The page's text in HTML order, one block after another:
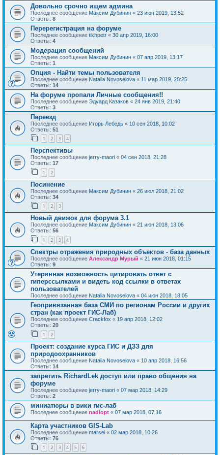
Довольно срочно ищем админа
Последнее сообщение Максим Дубинин « 23 июн 2019, 13:52
Ответы: 8
Перерегистрация на форуме
Последнее сообщение tikhpetr « 30 апр 2019, 16:00
Ответы: 4
Модерация сообщений
Последнее сообщение Максим Дубинин « 07 апр 2019, 13:17
Ответы: 1
Опция - Найти темы пользователя
Последнее сообщение Natalia Novoselova « 11 мар 2019, 20:25
Ответы: 14
На форуме пропали Личные сообщения!!
Последнее сообщение Эдуард Казаков « 24 янв 2019, 21:40
Ответы: 3
Переезд
Последнее сообщение Игорь Лебедь « 10 сен 2018, 10:02
Ответы: 51
1 2 3 4
Перспективы
Последнее сообщение jerry-maori « 04 сен 2018, 21:28
Ответы: 17
1 2
Посинение
Последнее сообщение Максим Дубинин « 26 июл 2018, 21:02
Ответы: 34
1 2 3
Новый движок для форума 3.1
Последнее сообщение Максим Дубинин « 21 июн 2018, 13:06
Ответы: 56
1 2 3 4
Спектры отражения природных объектов - база данных
Последнее сообщение Александр Мурый « 21 июн 2018, 01:15
Ответы: 9
Утерянная возможность цитировать ответ с
гиперссылками и видеть код ссылки в ответах
пользователей
Последнее сообщение Natalia Novoselova « 04 июн 2018, 18:05
Геопривязанная база СМИ по регионам России и других
стран (как проект ГИС-Лаб)
Последнее сообщение Crackfox « 19 апр 2018, 12:02
Ответы: 20
1 2
Проект: создание курса ГИС и ДЗЗ для
природоохранников
Последнее сообщение Natalia Novoselova « 10 апр 2018, 16:56
Ответы: 14
запретить RichardLek доступ или право общения на
форуме
Последнее сообщение jerry-maori « 07 мар 2018, 14:29
Ответы: 2
миниатюры в вики гис-лаб
Последнее сообщение nadiopt « 07 мар 2018, 07:16
Карта участников GIS-Lab
Последнее сообщение marsel « 02 мар 2018, 10:26
Ответы: 76
1 2 3 4 5 6